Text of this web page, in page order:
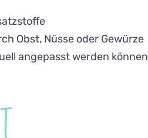
Obst, Nüsse oder Gewürze
angepasst werden können